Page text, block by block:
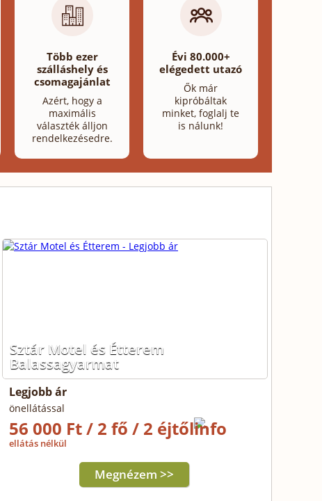
Több ezer
szálláshely és
csomagajánlat
Azért, hogy a
maximális
választék álljon
rendelkezésedre.
Évi 80.000+
elégedett utazó
Ők már
kipróbáltak
minket, foglalj te
is nálunk!
Sztár Motel és Étterem
Balassagyarmat
Legjobb ár
önellátással
56 000 Ft / 2 fő / 2 éjtől
ellátás nélkül
Megnézem >>